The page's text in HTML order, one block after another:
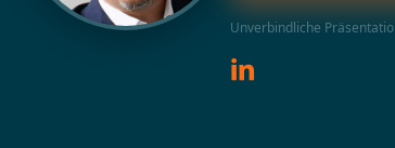
Unverbindliche
linkedin